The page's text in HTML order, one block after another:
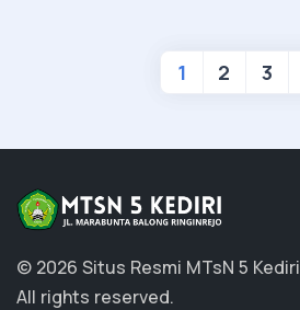
1 2 3
© 2026 Situs Resmi MTsN 5 Kediri
All rights reserved.